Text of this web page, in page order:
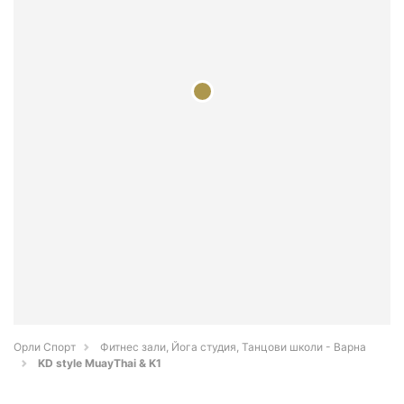
Орли Спорт
Фитнес зали, Йога студия, Танцови школи - Варна
KD style MuayThai & K1